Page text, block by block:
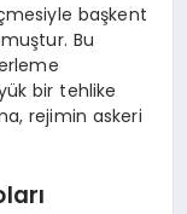
başkent
Bu
bir tehlike
rejimin askeri